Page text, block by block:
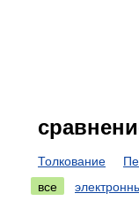
Толкование
все